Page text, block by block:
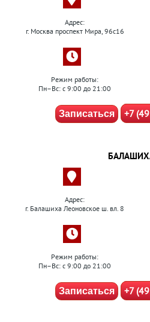
Адрес:
г. Москва проспект Мира, 96с16
Режим работы:
Пн–Вс: с 9:00 до 21:00
Записаться +7
Адрес:
г. Балашиха Леоновское ш. вл. 8
Режим работы:
Пн–Вс: с 9:00 до 21:00
Записаться +7